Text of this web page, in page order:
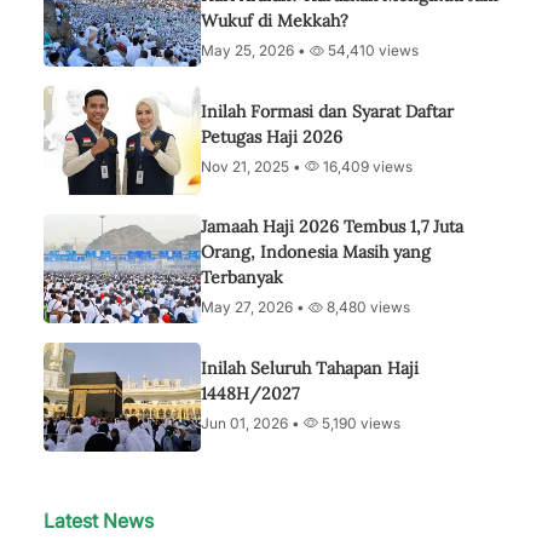
Wukuf di Mekkah?
May 25, 2026 • 54,410 views
Inilah Formasi dan Syarat Daftar
Petugas Haji 2026
Nov 21, 2025 • 16,409 views
Jamaah Haji 2026 Tembus 1,7 Juta
Orang, Indonesia Masih yang
Terbanyak
May 27, 2026 • 8,480 views
Inilah Seluruh Tahapan Haji
1448H/2027
Jun 01, 2026 • 5,190 views
Latest News